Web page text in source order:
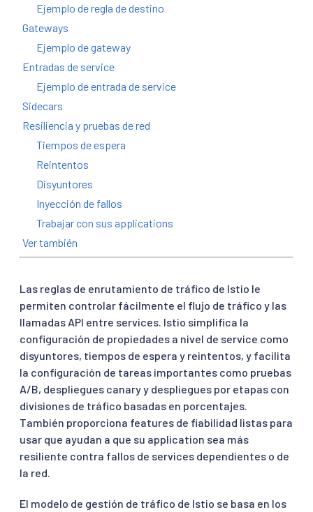
Ejemplo de regla de destino
Gateways
Ejemplo de gateway
Entradas de service
Ejemplo de entrada de service
Sidecars
Resiliencia y pruebas de red
Tiempos de espera
Reintentos
Disyuntores
Inyección de fallos
Trabajar con sus applications
Ver también
Las reglas de enrutamiento de tráfico de Istio le
permiten controlar fácilmente el flujo de tráfico y las
llamadas API entre services. Istio simplifica la
configuración de propiedades a nivel de service como
disyuntores, tiempos de espera y reintentos, y facilita
la configuración de tareas importantes como pruebas
A/B, despliegues canary y despliegues por etapas con
divisiones de tráfico basadas en porcentajes.
También proporciona features de fiabilidad listas para
usar que ayudan a que su application sea más
resiliente contra fallos de services dependientes o de
la red.
El modelo de gestión de tráfico de Istio se basa en los